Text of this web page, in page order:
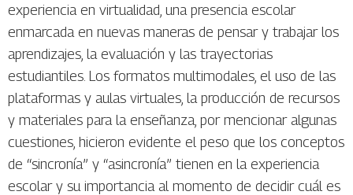
experiencia en virtualidad, una presencia escolar
enmarcada en nuevas maneras de pensar y trabajar los
aprendizajes, la evaluación y las trayectorias
estudiantiles. Los formatos multimodales, el uso de las
plataformas y aulas virtuales, la producción de recursos
y materiales para la enseñanza, por mencionar algunas
cuestiones, hicieron evidente el peso que los conceptos
de “sincronía” y “asincronía” tienen en la experiencia
escolar y su importancia al momento de decidir cuál es